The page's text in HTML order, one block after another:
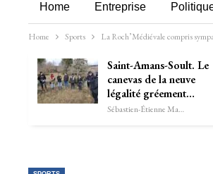
Home Entreprise
Home Sports La Roch’Médiévale compris
Saint-Amans-Soult. Le
canevas de la neuve
légalité gréement…
Sébastien-Étienne Marechal